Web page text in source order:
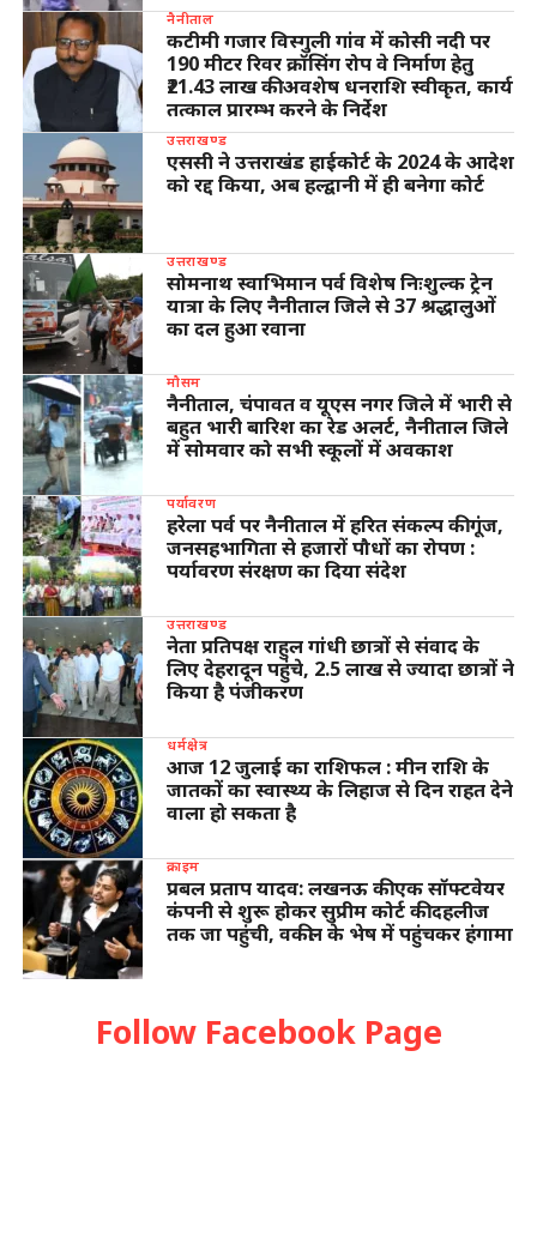
नैनीताल
कटीमी गजार विस्गुली गांव में कोसी नदी पर
190 मीटर रिवर क्रॉसिंग रोप वे निर्माण हेतु
₹21.43 लाख की अवशेष धनराशि स्वीकृत, कार्य
तत्काल प्रारम्भ करने के निर्देश
उत्तराखण्ड
एससी ने उत्तराखंड हाईकोर्ट के 2024 के आदेश
को रद्द किया, अब हल्द्वानी में ही बनेगा कोर्ट
उत्तराखण्ड
सोमनाथ स्वाभिमान पर्व विशेष निःशुल्क ट्रेन
यात्रा के लिए नैनीताल जिले से 37 श्रद्धालुओं
का दल हुआ रवाना
मौसम
नैनीताल, चंपावत व यूएस नगर जिले में भारी से
बहुत भारी बारिश का रेड अलर्ट, नैनीताल जिले
में सोमवार को सभी स्कूलों में अवकाश
पर्यावरण
हरेला पर्व पर नैनीताल में हरित संकल्प की गूंज,
जनसहभागिता से हजारों पौधों का रोपण :
पर्यावरण संरक्षण का दिया संदेश
उत्तराखण्ड
नेता प्रतिपक्ष राहुल गांधी छात्रों से संवाद के
लिए देहरादून पहुंचे, 2.5 लाख से ज्यादा छात्रों ने
किया है पंजीकरण
धर्मक्षेत्र
आज 12 जुलाई का राशिफल : मीन राशि के
जातकों का स्वास्थ्य के लिहाज से दिन राहत देने
वाला हो सकता है
क्राइम
प्रबल प्रताप यादव: लखनऊ की एक सॉफ्टवेयर
कंपनी से शुरू होकर सुप्रीम कोर्ट की दहलीज
तक जा पहुंची, वकील के भेष में पहुंचकर हंगामा
Follow Facebook Page